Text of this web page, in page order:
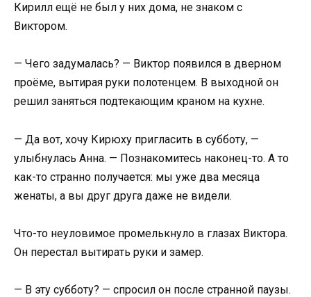
Кирилл ещё не был у них дома, не знаком с
Виктором.
— Чего задумалась? — Виктор появился в дверном
проёме, вытирая руки полотенцем. В выходной он
решил заняться подтекающим краном на кухне.
— Да вот, хочу Кирюху пригласить в субботу, —
улыбнулась Анна. — Познакомитесь наконец-то. А то
как-то странно получается: мы уже два месяца
женаты, а вы друг друга даже не видели.
Что-то неуловимое промелькнуло в глазах Виктора.
Он перестал вытирать руки и замер.
— В эту субботу? — спросил он после странной паузы.